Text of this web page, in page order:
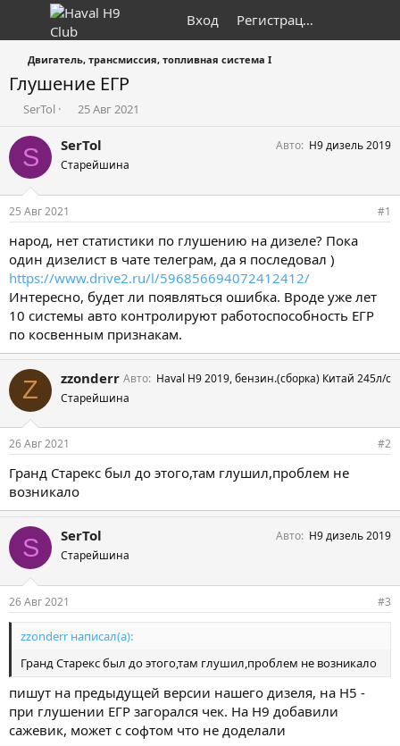
Вход Регистрация
Двигатель, трансмиссия, топливная система I
Глушение ЕГР
А
т
о
т
е
м
ы
SerTol
Д
т
н
а
л
25 Авг 2021
S SerTol
Старейшина
Авто Н9 дизель 2019
25 Авг 2021 #1
народ, нет статистики по глушению на дизеле? Пока
один дизелист в чате телеграм, да я последовал )
https://www.drive2.ru/l/596856694072412412/
Интересно, будет ли появляться ошибка. Вроде уже лет
10 системы авто контролируют работоспособность ЕГР
по косвенным признакам.
Z zzonderr
Старейшина
Авто Haval H9 2019, бензин.(сборка) Китай 245л/с
26 Авг 2021 #2
Гранд Старекс был до этого,там глушил,проблем не
возникало
S SerTol
Старейшина
Авто Н9 дизель 2019
26 Авг 2021 #3
zzonderr написал(а):
Гранд Старекс был до этого,там глушил,проблем не возникало
пишут на предыдущей версии нашего дизеля, на Н5 -
при глушении ЕГР загорался чек. На Н9 добавили
сажевик, может с софтом что не доделали